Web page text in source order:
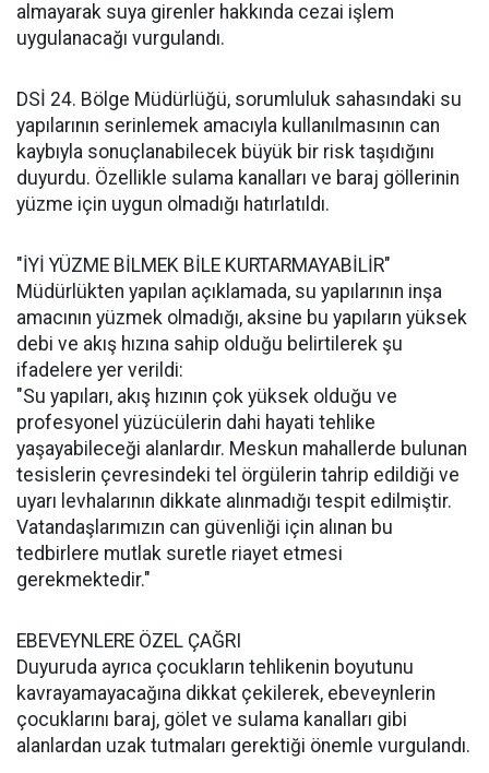
almayarak suya girenler hakkında cezai işlem
uygulanacağı vurgulandı.
DSİ 24. Bölge Müdürlüğü, sorumluluk sahasındaki su
yapılarının serinlemek amacıyla kullanılmasının can
kaybıyla sonuçlanabilecek büyük bir risk taşıdığını
duyurdu. Özellikle sulama kanalları ve baraj göllerinin
yüzme için uygun olmadığı hatırlatıldı.
"İYİ YÜZME BİLMEK BİLE KURTARMAYABİLİR"
Müdürlükten yapılan açıklamada, su yapılarının inşa
amacının yüzmek olmadığı, aksine bu yapıların yüksek
debi ve akış hızına sahip olduğu belirtilerek şu
ifadelere yer verildi:
"Su yapıları, akış hızının çok yüksek olduğu ve
profesyonel yüzücülerin dahi hayati tehlike
yaşayabileceği alanlardır. Meskun mahallerde bulunan
tesislerin çevresindeki tel örgülerin tahrip edildiği ve
uyarı levhalarının dikkate alınmadığı tespit edilmiştir.
Vatandaşlarımızın can güvenliği için alınan bu
tedbirlere mutlak suretle riayet etmesi
gerekmektedir."
EBEVEYNLERE ÖZEL ÇAĞRI
Duyuruda ayrıca çocukların tehlikenin boyutunu
kavrayamayacağına dikkat çekilerek, ebeveynlerin
çocuklarını baraj, gölet ve sulama kanalları gibi
alanlardan uzak tutmaları gerektiği önemle vurgulandı.